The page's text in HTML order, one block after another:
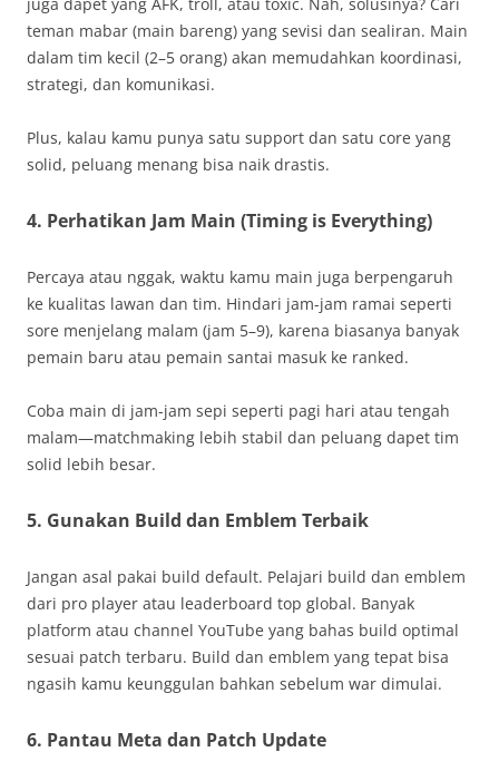
teman mabar (main bareng) yang sevisi dan sealiran. Main
dalam tim kecil (2–5 orang) akan memudahkan koordinasi,
strategi, dan komunikasi.
Plus, kalau kamu punya satu support dan satu core yang
solid, peluang menang bisa naik drastis.
4. Perhatikan Jam Main (Timing is Everything)
Percaya atau nggak, waktu kamu main juga berpengaruh
ke kualitas lawan dan tim. Hindari jam-jam ramai seperti
sore menjelang malam (jam 5–9), karena biasanya banyak
pemain baru atau pemain santai masuk ke ranked.
Coba main di jam-jam sepi seperti pagi hari atau tengah
malam—matchmaking lebih stabil dan peluang dapet tim
solid lebih besar.
5. Gunakan Build dan Emblem Terbaik
Jangan asal pakai build default. Pelajari build dan emblem
dari pro player atau leaderboard top global. Banyak
platform atau channel YouTube yang bahas build optimal
sesuai patch terbaru. Build dan emblem yang tepat bisa
ngasih kamu keunggulan bahkan sebelum war dimulai.
6. Pantau Meta dan Patch Update